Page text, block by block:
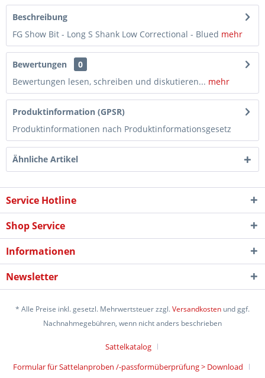
Beschreibung
FG Show Bit - Long S Shank Low Correctional - Blued mehr
Bewertungen
0
Bewertungen lesen, schreiben und diskutieren... mehr
Produktinformation (GPSR)
Produktinformationen nach Produktinformationsgesetz
Ähnliche Artikel
Service Hotline
Shop Service
Informationen
Newsletter
* Alle Preise inkl. gesetzl. Mehrwertsteuer zzgl.Versandkosten und ggf.
Nachnahmegebühren, wenn nicht anders beschrieben
Sattelkatalog
Formular für Sattelanproben /-passformüberprüfung > Download